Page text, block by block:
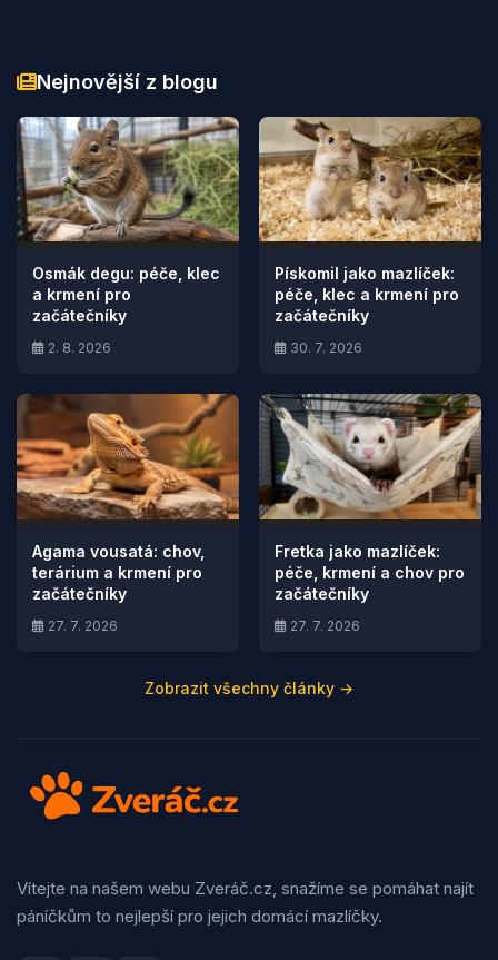
Nejnovější z blogu
Osmák degu: péče, klec
a krmení pro
začátečníky
2. 8. 2026
Pískomil jako mazlíček:
péče, klec a krmení pro
začátečníky
30. 7. 2026
Agama vousatá: chov,
terárium a krmení pro
začátečníky
27. 7. 2026
Fretka jako mazlíček:
péče, krmení a chov pro
začátečníky
27. 7. 2026
Zobrazit všechny články →
Vítejte na našem webu Zveráč.cz, snažíme se pomáhat najít
páníčkům to nejlepší pro jejich domácí mazlíčky.